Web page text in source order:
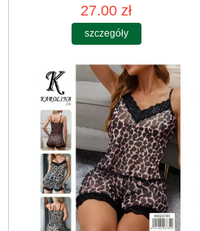
27.00 zł
szczegóły